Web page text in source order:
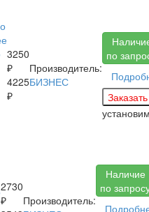
3250
₽
4225
₽
Производитель:
БИЗНЕС
по
2730
₽
Производитель:
Наличие
по